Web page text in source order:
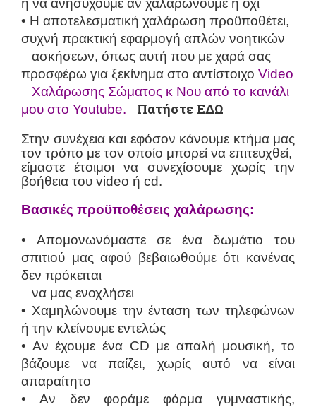
ή να ανησυχούμε αν χαλαρώνουμε ή όχι
• H αποτελεσματική χαλάρωση προϋποθέτει,
συχνή πρακτική εφαρμογή απλών νοητικών
ασκήσεων, όπως αυτή που με χαρά σας
προσφέρω για ξεκίνημα στο αντίστοιχο Video
Χαλάρωσης Σώματος κ Νου από το κανάλι
μου στο Youtube.
Πατήστε ΕΔΩ
Στην συνέχεια και εφόσον κάνουμε κτήμα μας
τον τρόπο με τον οποίο μπορεί να επιτευχθεί,
είμαστε έτοιμοι να συνεχίσουμε χωρίς την
βοήθεια του video ή cd.
Βασικές προϋποθέσεις χαλάρωσης:
• Απομονωνόμαστε σε ένα δωμάτιο του
σπιτιού μας αφού βεβαιωθούμε ότι κανένας
δεν πρόκειται
να μας ενοχλήσει
• Χαμηλώνουμε την ένταση των τηλεφώνων
ή την κλείνουμε εντελώς
• Αν έχουμε ένα CD με απαλή μουσική, το
βάζουμε να παίζει, χωρίς αυτό να είναι
απαραίτητο
• Αν δεν φοράμε φόρμα γυμναστικής,